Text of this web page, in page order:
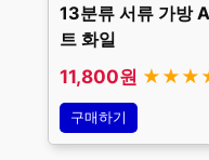
13분류 서류 가방
트 화일
11,800원
구매하기